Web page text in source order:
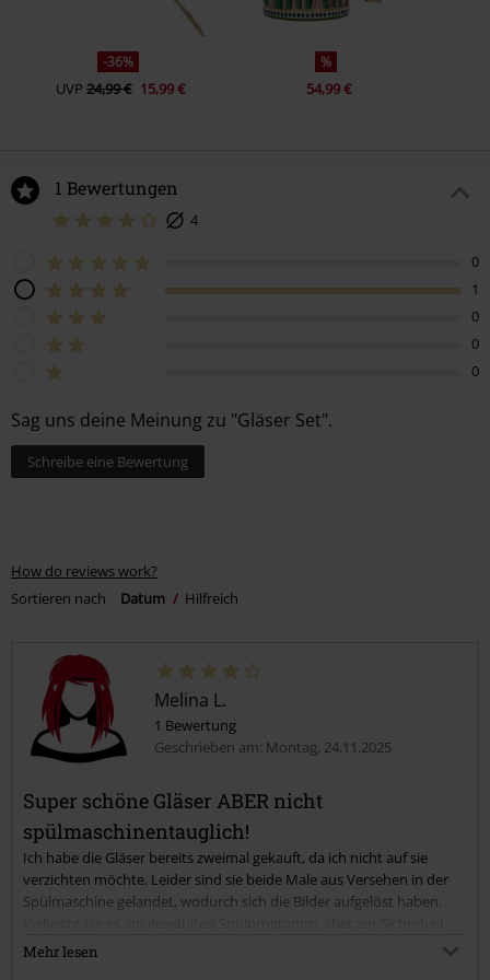
-36%
UVP 24,99 € 15,99 €
%
54,99 €
1 Bewertungen
4
0
1
0
0
0
Sag uns deine Meinung zu "Gläser Set".
Schreibe eine Bewertung
How do reviews work?
Sortieren nach
Datum Hilfreich
Melina L.
1 Bewertung
Geschrieben am: Montag, 24.11.2025
Super schöne Gläser ABER nicht
spülmaschinentauglich!
Ich habe die Gläser bereits zweimal gekauft, da ich nicht auf sie
verzichten möchte. Leider sind sie beide Male aus Versehen in der
Spülmaschine gelandet, wodurch sich die Bilder aufgelöst haben.
würde ich empfehlen, sie von Hand zu spülen, damit man länger
Mehr lesen